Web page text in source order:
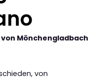
Mönchengladbach
von